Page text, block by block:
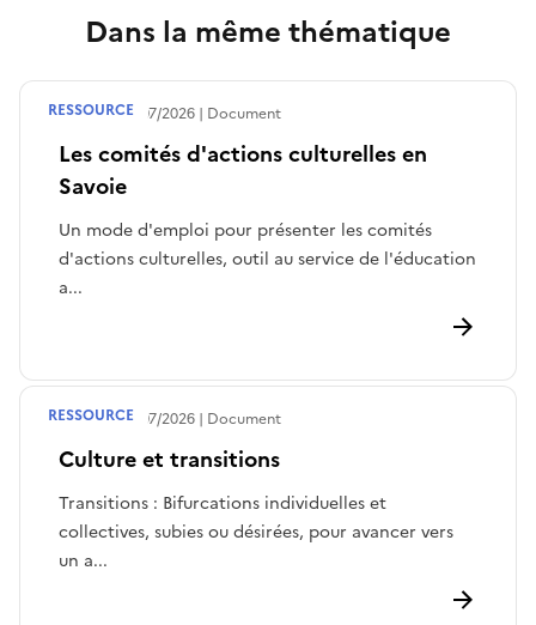
Dans la même thématique
Les comités d'actions culturelles en
Savoie
Un mode d'emploi pour présenter les comités
d'actions culturelles, outil au service de l'éducation
a...
Publié le30/07/2026 Document
RESSOURCE
Culture et transitions
Transitions : Bifurcations individuelles et
collectives, subies ou désirées, pour avancer vers
un a...
Publié le29/07/2026 Document
RESSOURCE